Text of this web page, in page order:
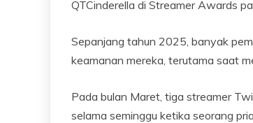
QTCinderella di Streamer Awards
Sepanjang tahun 2025, banyak
keamanan mereka, terutama saat
Pada bulan Maret, tiga streamer
selama seminggu ketika seorang